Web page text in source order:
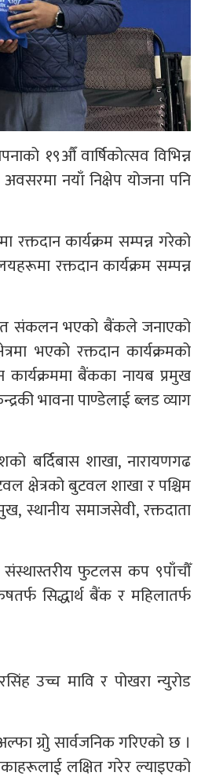
१९औँ वार्षिकोत्सव विभिन्न
नयाँ निक्षेप योजना पनि
कार्यक्रम सम्पन्न गरेको
रक्तदान कार्यक्रम सम्पन्न
रगत संकलन भएको बैंकले जनाएको
भएको रक्तदान कार्यक्रमको
कार्यक्रममा बैंकका नायब प्रमुख
भावना पाण्डेलाई ब्लड व्याग
बर्दिबास शाखा, नारायणगढ
क्षेत्रको बुटवल शाखा र पश्चिम
स्थानीय समाजसेवी, रक्तदाता
फुटलस कप ९पाँचौँ
सिद्धार्थ बैंक र महिलातर्फ
उच्च मावि र पोखरा न्युरोड
ग्रोु सार्वजनिक गरिएको छ ।
लक्षित गरेर ल्याइएको